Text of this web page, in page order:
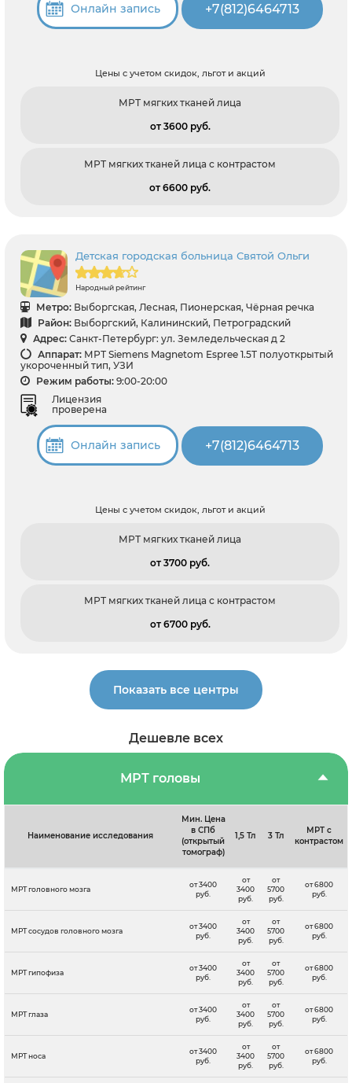
Онлайн запись +7(812)6464713
Цены с учетом скидок, льгот и акций
МРТ мягких тканей лица
от 3600 pуб.
МРТ мягких тканей лица с контрастом
от 6600 pуб.
Детская городская больница Святой Ольги
Народный рейтинг
Метро: Выборгская, Лесная, Пионерская, Чёрная речка
Район: Выборгский, Калининский, Петроградский
Адрес: Санкт-Петербург: ул. Земледельческая д 2
Аппарат: МРТ Siemens Magnetom Espree 1.5T полуоткрытый
укороченный тип, УЗИ
Режим работы: 9:00-20:00
Лицензия
проверена
Онлайн запись +7(812)6464713
Цены с учетом скидок, льгот и акций
МРТ мягких тканей лица
от 3700 pуб.
МРТ мягких тканей лица с контрастом
от 6700 pуб.
Показать все центры
Дешевле всех
МРТ головы
Наименование исследования
Мин. Цена
в СПб
(открытый
томограф)
1,5 Тл 3 Тл
МРТ с
контрастом
МРТ головного мозга
от 3400
руб.
от
3400
руб.
от
5700
руб.
от 6800
руб.
МРТ сосудов головного мозга
от 3400
руб.
от
3400
руб.
от
5700
руб.
от 6800
руб.
МРТ гипофиза
от 3400
руб.
от
3400
руб.
от
5700
руб.
от 6800
руб.
МРТ глаза
от 3400
руб.
от
3400
руб.
от
5700
руб.
от 6800
руб.
МРТ носа
от 3400
руб.
от
3400
руб.
от
5700
руб.
от 6800
руб.